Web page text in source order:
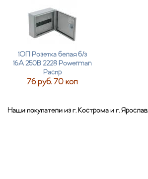
1ОП Розетка белая б/з
16А 250В 2228 Powerman
Распр
76 руб. 70 коп
Наши покупатели из г. Кострома и г.